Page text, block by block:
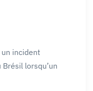
incident
lorsqu’un